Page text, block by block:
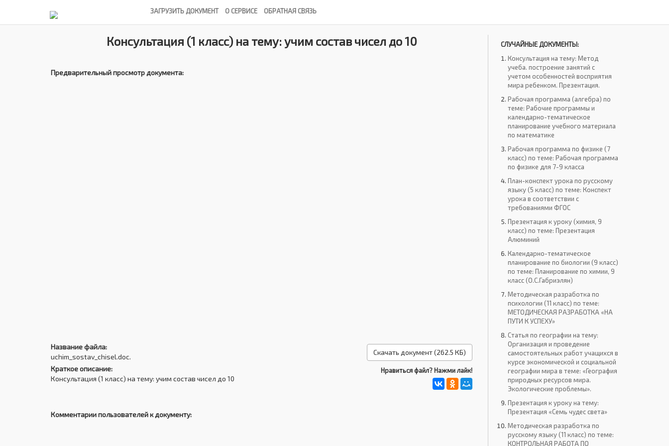
ЗАГРУЗИТЬ ДОКУМЕНТ О СЕРВИСЕ ОБРАТНАЯ СВЯЗЬ
Консультация (1 класс) на тему: учим состав чисел до 10
Предварительный просмотр документа:
Название файла:
uchim_sostav_chisel.doc.
Краткое описание:
Консультация (1 класс) на тему: учим состав чисел до 10
Скачать документ (262.5 КБ)
Нравиться файл? Нажми лайк!
Комментарии пользователей к документу:
СЛУЧАЙНЫЕ ДОКУМЕНТЫ:
Консультация на тему: Метод
учеба. построение занятий с
учетом особенностей восприятия
мира ребенком. Презентация.
Рабочая программа (алгебра) по
теме: Рабочие программы и
календарно-тематическое
планирование учебного материала
по математике
Рабочая программа по физике (7
класс) по теме: Рабочая программа
по физике для 7-9 класса
План-конспект урока по русскому
языку (5 класс) по теме: Конспект
урока в соответствии с
требованиями ФГОС
Презентация к уроку (химия, 9
класс) по теме: Презентация
Алюминий
Календарно-тематическое
планирование по биологии (9 класс)
по теме: Планирование по химии, 9
класс (О.С.Габриэлян)
Методическая разработка по
психологии (11 класс) по теме:
МЕТОДИЧЕСКАЯ РАЗРАБОТКА «НА
ПУТИ К УСПЕХУ»
Статья по географии на тему:
Организация и проведение
самостоятельных работ учащихся в
курсе экономической и социальной
географии мира в теме: «География
природных ресурсов мира.
Экологические проблемы».
Презентация к уроку на тему:
Презентация «Семь чудес света»
Методическая разработка по
русскому языку (11 класс) по теме:
КОНТРОЛЬНАЯ РАБОТА ПО